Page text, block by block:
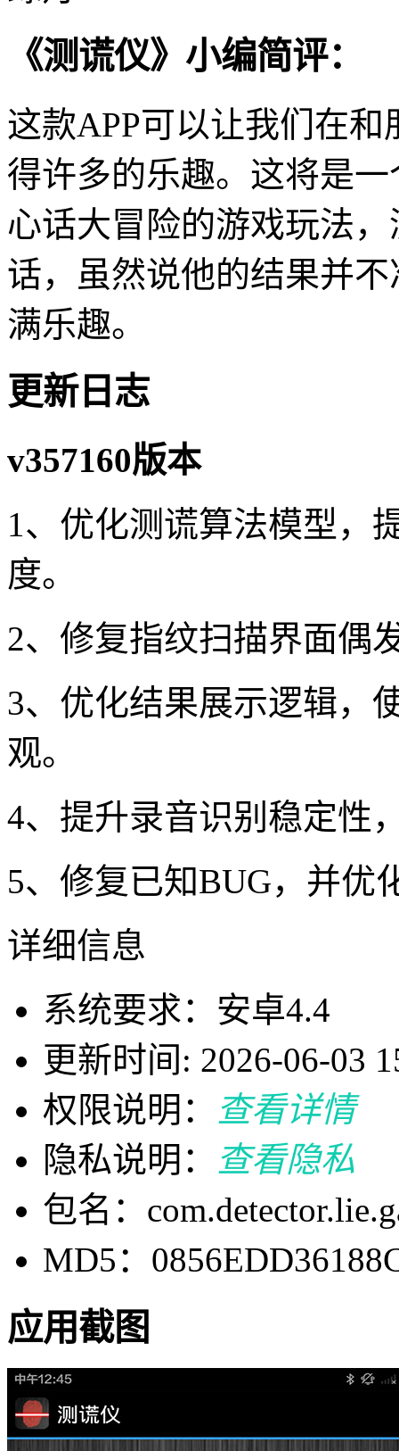
《测谎仪》小编简评：
这款APP可以让我们在
得许多的乐趣。这将是
心话大冒险的游戏玩法
话，虽然说他的结果并
满乐趣。
更新日志
v357160版本
1、优化测谎算法模型，
度。
2、修复指纹扫描界面偶
3、优化结果展示逻辑，
观。
4、提升录音识别稳定性
5、修复已知BUG，并优
详细信息
系统要求：安卓4.4
更新时间: 2026-06-03
权限说明：
查看详情
隐私说明：
查看隐私
包名：
MD5：
应用截图